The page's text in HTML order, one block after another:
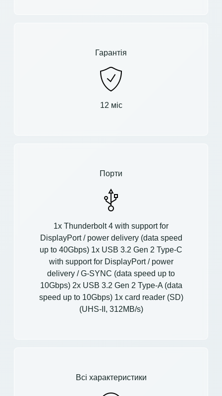
Гарантія
12 міс
Порти
1x Thunderbolt 4 with support for
DisplayPort / power delivery (data speed
up to 40Gbps) 1x USB 3.2 Gen 2 Type-C
with support for DisplayPort / power
delivery / G-SYNC (data speed up to
10Gbps) 2x USB 3.2 Gen 2 Type-A (data
speed up to 10Gbps) 1x card reader (SD)
(UHS-II, 312MB/s)
Всі характеристики